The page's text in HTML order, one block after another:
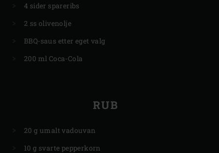
4 sider spareribs
2 ss olivenolje
BBQ-saus etter eget valg
200 ml Coca-Cola
RUB
20 g umalt vadouvan
10 g svarte pepperkorn